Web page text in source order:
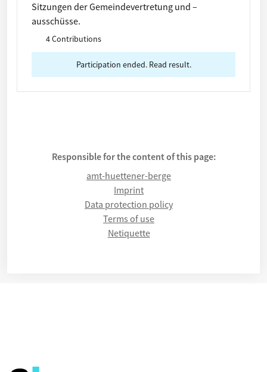
Sitzungen der Gemeindevertretung und –
ausschüsse.
4 Contributions
Participation ended. Read result.
Responsible for the content of this page:
amt-huettener-berge
Imprint
Data protection policy
Terms of use
Netiquette